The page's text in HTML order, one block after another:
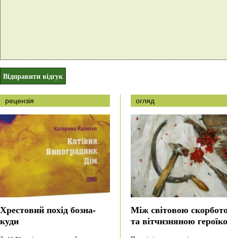
рецензія
Хрестовий похід бозна-
куди
огляд
Між світовою
та вітчизняною